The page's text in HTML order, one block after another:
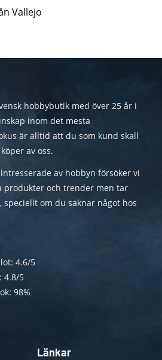
Vallejo
hobbybutik med över 25 år i
inom det mesta
är alltid att du som kund skall
av oss.
av hobbyn försöker vi
produkter och trender men tar
speciellt om du saknar något hos
4.6/5
4.8/5
98%
Länkar